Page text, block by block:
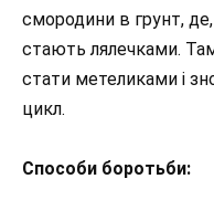
смородини в грунт,
стають лялечками.
стати метеликами і
цикл.
Способи боротьби: